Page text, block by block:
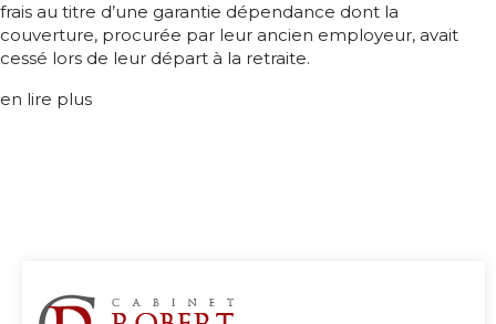
frais au titre d’une garantie dépendance dont la
couverture, procurée par leur ancien employeur, avait
cessé lors de leur départ à la retraite.
en lire plus